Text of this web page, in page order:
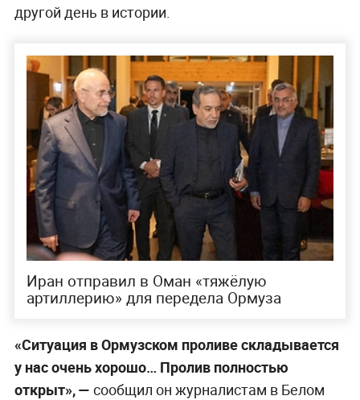
другой день в истории.
Иран отправил в Оман «тяжёлую
артиллерию» для передела Ормуза
«Ситуация в Ормузском проливе складывается
у нас очень хорошо… Пролив полностью
открыт», — сообщил он журналистам в Белом